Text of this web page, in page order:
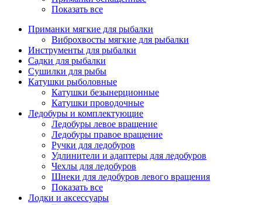
Показать все
Приманки мягкие для рыбалки
Виброхвосты мягкие для рыбалки
Инструменты для рыбалки
Садки для рыбалки
Сушилки для рыбы
Катушки рыболовные
Катушки безынерционные
Катушки проводочные
Ледобуры и комплектующие
Ледобуры левое вращение
Ледобуры правое вращение
Ручки для ледобуров
Удлинители и адаптеры для ледобуров
Чехлы для ледобуров
Шнеки для ледобуров левого вращения
Показать все
Лодки и аксессуары